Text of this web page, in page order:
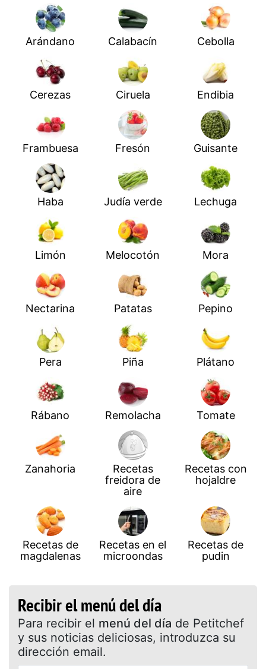
Arándano Calabacín Cebolla
Cerezas Ciruela Endibia
Frambuesa Fresón Guisante
Haba Judía verde Lechuga
Limón Melocotón Mora
Nectarina Patatas Pepino
Pera Piña Plátano
Rábano Remolacha Tomate
Zanahoria
Recetas
freidora de
aire
Recetas con
hojaldre
Recetas de
magdalenas
Recetas en el
microondas
Recetas de
pudin
Recibir el menú del día
Para recibir el menú del día de Petitchef
y sus noticias deliciosas, introduzca su
dirección email.